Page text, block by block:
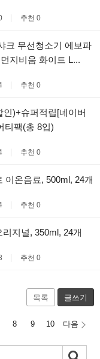
추천 0
크 무선청소기 에보파
지비움 화이트 L...
추천 0
)+슈퍼적립[네이버
티팩(총 8입)
추천 0
이온음료, 500ml, 24개
추천 0
지널, 350ml, 24개
추천 0
목록 글쓰기
8 9 10 다음